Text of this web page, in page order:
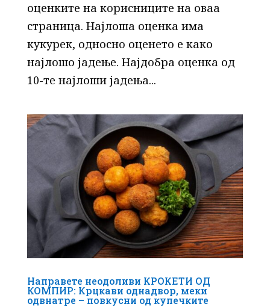
оценките на корисниците на оваа
страница. Најлоша оценка има
кукурек, односно оценето е како
најлошо јадење. Најдобра оценка од
10-те најлоши јадења...
Направете неодоливи КРОКЕТИ ОД
КОМПИР: Крцкави однадвор, меки
одвнатре – повкусни од купечките